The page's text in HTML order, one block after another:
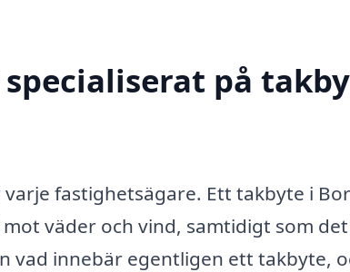
på
fastighetsägare. Ett takbyte i
väder och vind, samtidigt som
vad innebär egentligen ett takbyte,